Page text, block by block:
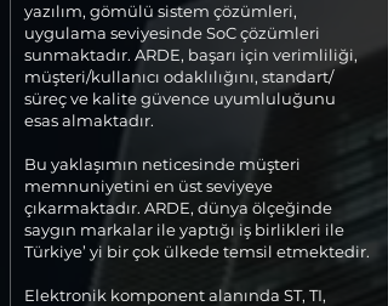
yazılım, gömülü sistem çözümleri,
uygulama seviyesinde SoC çözümleri
sunmaktadır. ARDE, başarı için verimliliği,
müşteri/kullanıcı odaklılığını, standart/
süreç ve kalite güvence uyumluluğunu
esas almaktadır.
Bu yaklaşımın neticesinde müşteri
memnuniyetini en üst seviyeye
çıkarmaktadır. ARDE, dünya ölçeğinde
saygın markalar ile yaptığı iş birlikleri ile
Türkiye’ yi bir çok ülkede temsil etmektedir.
Elektronik komponent alanında ST, TI,